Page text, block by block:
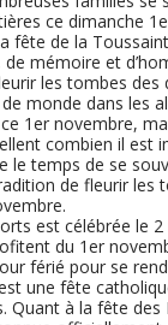
ce dimanche
fête de la
mémoire et
les tombes des
monde dans les
1er novembre,
combien il est
le temps de se
de fleurir les
est célébrée le
du 1er
férié pour se
une fête
Quant à la fête